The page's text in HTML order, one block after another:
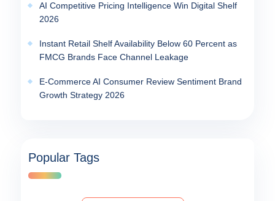
AI Competitive Pricing Intelligence Win Digital Shelf
2026
Instant Retail Shelf Availability Below 60 Percent as
FMCG Brands Face Channel Leakage
E-Commerce AI Consumer Review Sentiment Brand
Growth Strategy 2026
Popular Tags